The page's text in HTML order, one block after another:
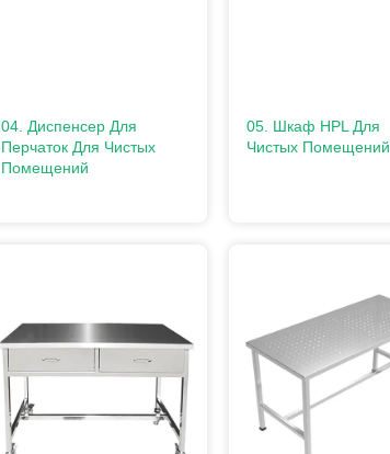
04. Диспенсер Для
Перчаток Для Чистых
Помещений
05. Шкаф HPL Для
Чистых Помещений